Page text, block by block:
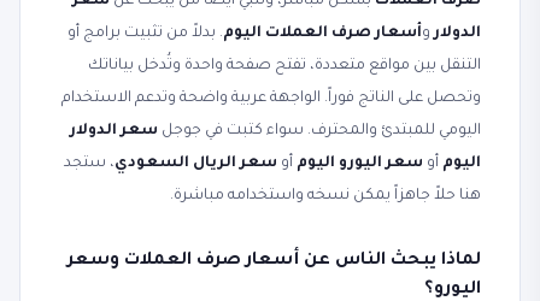
الدولاروأسعار صرف العملات اليوم. بدلاً من تثبيت برامج أو
التنقل بين مواقع متعددة، تفتح صفحة واحدة وتُدخل بياناتك
وتحصل على الناتج فوراً. الواجهة عربية واضحة وتدعم الاستخدام
اليومي للمبتدئ والمحترف. سواء كتبت في جوجل سعر الدولار
اليوم أو سعر اليورو اليوم أو سعر الريال السعودي، ستجد
هنا حلاً جاهزاً يمكن نسخه واستخدامه مباشرة.
لماذا يبحث الناس عن أسعار صرف العملات وسعر
اليورو؟